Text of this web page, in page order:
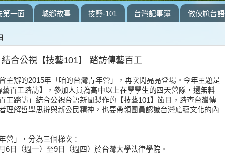
第一面 城鄉故事 技藝-101 台灣記事簿 做伙尬台語
結合公視【技藝101】 踏訪傳藝百工
主辦的2015年「咱的台灣青年營」，再次閃亮亮登場。今年主題是
藝百工踏訪】，參加人員為高中以上在學學生的四天營隊，還無料
工踏訪」結合公視台語新聞製作的【技藝101】節目，踏查台灣傳
理解哲學思辨與新公民精神，也要帶領團員認識台灣底蘊文化的內
營」，分為三個梯次：
6日（週一）至9日（週四）於台灣大學法律學院。